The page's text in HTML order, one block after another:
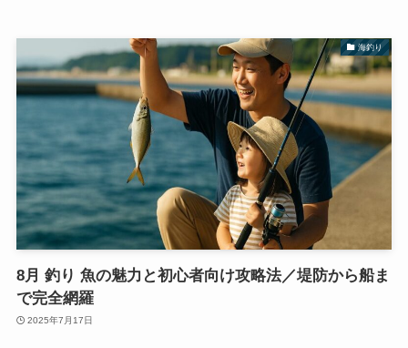
海釣り
8月 釣り 魚の魅力と初心者向け攻略法／堤防から船ま
で完全網羅
2025年7月17日